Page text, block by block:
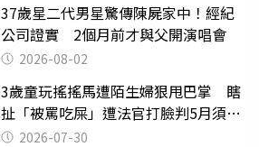
37歲星二代男星驚傳陳屍家中！經紀
公司證實 2個月前才與父開演唱會
2026-08-02
3歲童玩搖搖馬遭陌生婦狠甩巴掌 瞎
扯「被罵吃屎」遭法官打臉判5月須入
監 2026-07-30